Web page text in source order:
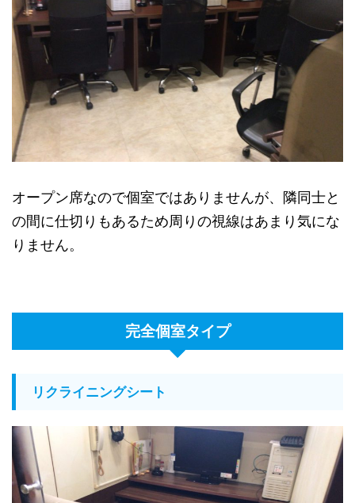
オープン席なので個室ではありませんが、隣同士と
の間に仕切りもあるため周りの視線はあまり気にな
りません。
完全個室タイプ
リクライニングシート